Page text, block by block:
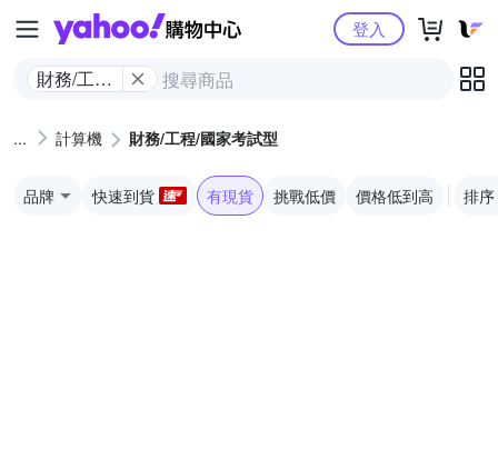
Yahoo購物中心
財務/工程/
型
登入
計算機 財務/工程/國家考試型
品牌 快速到貨 有現貨 挑戰低價 價格低到高 排序